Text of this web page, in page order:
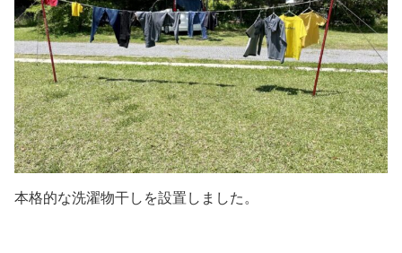
本格的な洗濯物干しを設置しました。